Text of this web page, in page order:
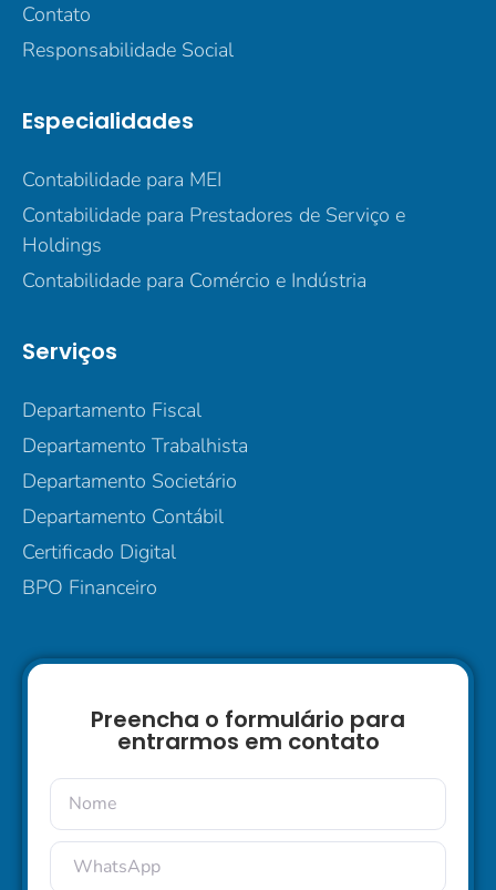
Contato
Responsabilidade Social
Especialidades
Contabilidade para MEI
Contabilidade para Prestadores de Serviço e
Holdings
Contabilidade para Comércio e Indústria
Serviços
Departamento Fiscal
Departamento Trabalhista
Departamento Societário
Departamento Contábil
Certificado Digital
BPO Financeiro
Preencha o formulário para
entrarmos em contato